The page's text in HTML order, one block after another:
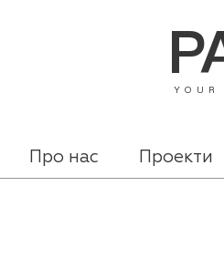
Про нас Проекти